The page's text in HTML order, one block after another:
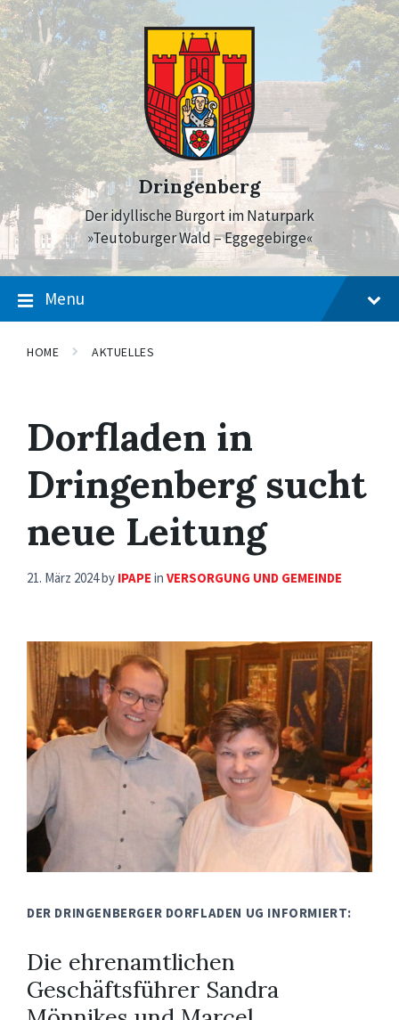
Skip
to
content
Skip
to
main
navigation
Skip
to
footer
Dringenberg
Der idyllische Burgort im Naturpark
»Teutoburger Wald – Eggegebirge«
Menu
HOME AKTUELLES
Dorfladen in
Dringenberg sucht
neue Leitung
21. März 2024by IPAPE in VERSORGUNG UND GEMEINDE
DER DRINGENBERGER DORFLADEN UG INFORMIERT:
Die ehrenamtlichen
Geschäftsführer Sandra